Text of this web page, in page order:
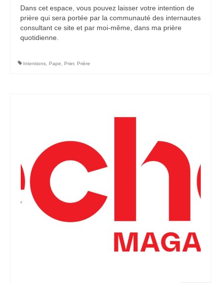
Dans cet espace, vous pouvez laisser votre intention de
prière qui sera portée par la communauté des internautes
consultant ce site et par moi-même, dans ma prière
quotidienne.
Intentions Pape Prier, Prière